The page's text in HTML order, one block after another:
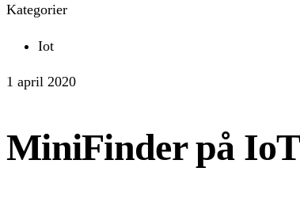
Kategorier
Iot
1 april 2020
MiniFinder på IoT